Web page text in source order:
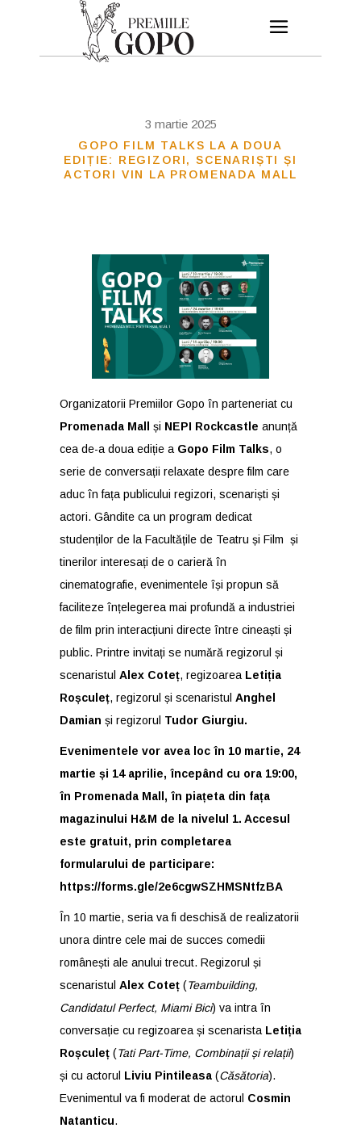
3 martie 2025
GOPO FILM TALKS LA A DOUA
EDIȚIE: REGIZORI, SCENARIȘTI ȘI
ACTORI VIN LA PROMENADA MALL
Organizatorii Premiilor Gopo în parteneriat cu
Promenada Mall
și NEPI Rockcastle anunță
cea de-a doua ediție a Gopo Film Talks, o
serie de conversații relaxate despre film care
aduc în fața publicului regizori, scenariști și
actori. Gândite ca un program dedicat
studenților de la Facultățile de Teatru și Film și
tinerilor interesați de o carieră în
cinematografie, evenimentele își propun să
faciliteze înțelegerea mai profundă a industriei
de film prin interacțiuni directe între cineaști și
public. Printre invitați se numără regizorul și
scenaristul Alex Coteț, regizoarea Letiția
Roșculeț, regizorul și scenaristul Anghel
Damian și regizorul Tudor Giurgiu.
Evenimentele vor avea loc în 10 martie, 24
martie și 14 aprilie, începând cu ora 19:00,
în Promenada Mall, în piațeta din fața
magazinului H&M de la nivelul 1. Accesul
este gratuit, prin completarea
formularului de participare:
https://forms.gle/2e6cgwSZHMSNtfzBA
În 10 martie, seria va fi deschisă de realizatorii
unora dintre cele mai de succes comedii
românești ale anului trecut. Regizorul și
scenaristul Alex Coteț (Teambuilding,
Candidatul Perfect, Miami Bici) va intra în
conversație cu regizoarea și scenarista Letiția
Roșculeț (Tati Part-Time, Combinații și relații)
și cu actorul Liviu Pintileasa (Căsătoria).
Evenimentul va fi moderat de actorul Cosmin
Natanticu.